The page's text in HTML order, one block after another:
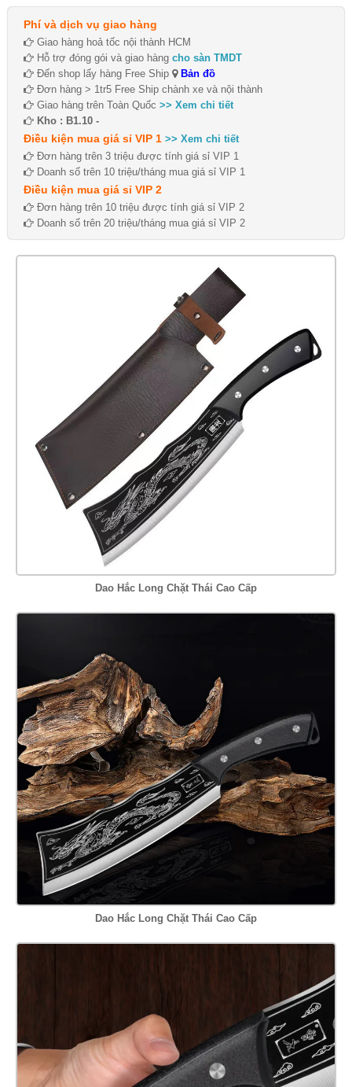
Phí và dịch vụ giao hàng
Giao hàng hoả tốc nội thành HCM
Hỗ trợ đóng gói và giao hàng cho sàn TMDT
Đến shop lấy hàng Free Ship
Bản đồ
Đơn hàng > 1tr5 Free Ship chành xe và nội thành
Giao hàng trên Toàn Quốc >> Xem chi tiết
Kho : B1.10 -
Điều kiện mua giá sỉ VIP 1 >> Xem chi tiết
Đơn hàng trên 3 triệu được tính giá sỉ VIP 1
Doanh số trên 10 triệu/tháng mua giá sỉ VIP 1
Điều kiện mua giá sỉ VIP 2
Đơn hàng trên 10 triệu được tính giá sỉ VIP 2
Doanh số trên 20 triệu/tháng mua giá sỉ VIP 2
Dao Hắc Long Chặt Thái Cao Cấp
Dao Hắc Long Chặt Thái Cao Cấp